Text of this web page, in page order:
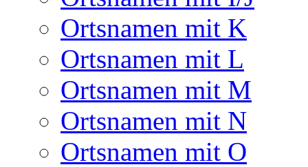
Ortsnamen mit K
Ortsnamen mit L
Ortsnamen mit M
Ortsnamen mit N
Ortsnamen mit O